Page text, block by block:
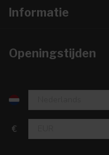
Informatie
Openingstijden
€